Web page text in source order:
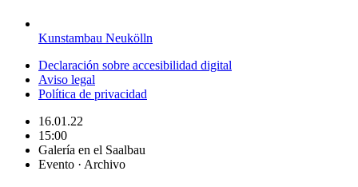
Kunstambau Neukölln
Declaración sobre accesibilidad digital
Aviso legal
Política de privacidad
16.01.22
15:00
Galería en el Saalbau
Evento · Archivo